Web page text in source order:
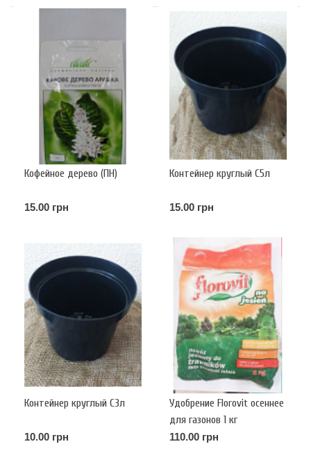
Кофейное дерево (ПН)
15.00 грн
Контейнер круглый С5л
15.00 грн
Контейнер круглый С3л
10.00 грн
Удобрение Florovit осеннее
для газонов 1 кг
110.00 грн